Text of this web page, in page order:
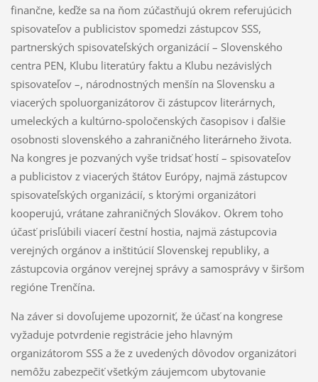
finančne, keďže sa na ňom zúčastňujú okrem referujúcich
spisovateľov a publicistov spomedzi zástupcov SSS,
partnerských spisovateľských organizácií – Slovenského
centra PEN, Klubu literatúry faktu a Klubu nezávislých
spisovateľov –, národnostných menšín na Slovensku a
viacerých spoluorganizátorov či zástupcov literárnych,
umeleckých a kultúrno-spoločenských časopisov i ďalšie
osobnosti slovenského a zahraničného literárneho života.
Na kongres je pozvaných vyše tridsať hostí – spisovateľov
a publicistov z viacerých štátov Európy, najmä zástupcov
spisovateľských organizácií, s ktorými organizátori
kooperujú, vrátane zahraničných Slovákov. Okrem toho
účasť prisľúbili viacerí čestní hostia, najmä zástupcovia
verejných orgánov a inštitúcií Slovenskej republiky, a
zástupcovia orgánov verejnej správy a samosprávy v širšom
regióne Trenčína.
Na záver si dovoľujeme upozorniť, že účasť na kongrese
vyžaduje potvrdenie registrácie jeho hlavným
organizátorom SSS a že z uvedených dôvodov organizátori
nemôžu zabezpečiť všetkým záujemcom ubytovanie